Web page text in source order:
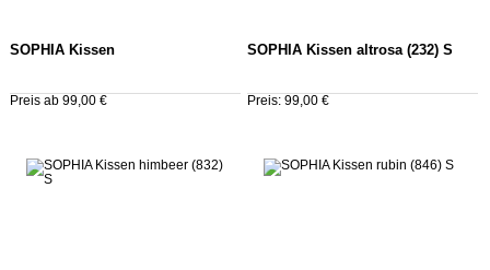
SOPHIA Kissen
Preis ab 99,00 €
SOPHIA Kissen altrosa (232) S
Preis: 99,00 €